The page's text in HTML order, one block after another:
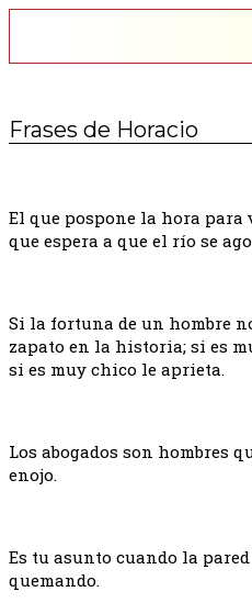
Frases de Horacio
El que pospone la hora
que espera a que el río se
Si la fortuna de un hombre
zapato en la historia; si es
si es muy chico le aprieta.
Los abogados son hombres
enojo.
Es tu asunto cuando la
quemando.